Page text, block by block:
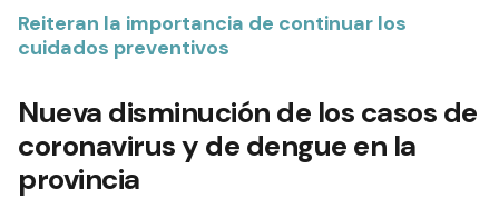
Reiteran la importancia de continuar los
cuidados preventivos
Nueva disminución de los casos de
coronavirus y de dengue en la
provincia